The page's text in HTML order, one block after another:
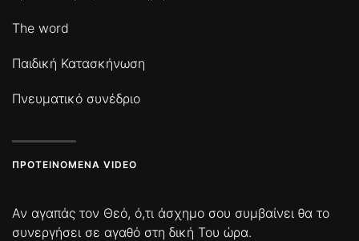
The word
Παιδική Κατασκήνωση
Πνευματικό συνέδριο
ΠΡΟΤΕΙΝΌΜΕΝΑ VIDEO
Αν αγαπάς τον Θεό, ό,τι άσχημο σου συμβαίνει θα το
συνεργήσει σε αγαθό στη δική Του ώρα.